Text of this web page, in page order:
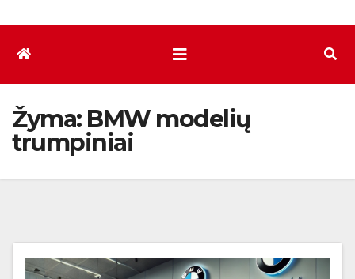
Žyma: BMW modelių
trumpiniai